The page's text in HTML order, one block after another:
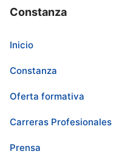
Constanza
Inicio
Constanza
Oferta formativa
Carreras Profesionales
Prensa